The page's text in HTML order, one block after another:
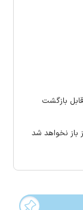
بازگشت
باز نخواهد شد